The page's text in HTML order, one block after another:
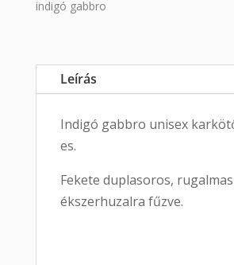
indigó gabbro
Leírás
Indigó gabbro unisex
es.
Fekete duplasoros, rugalmas
ékszerhuzalra fűzve.